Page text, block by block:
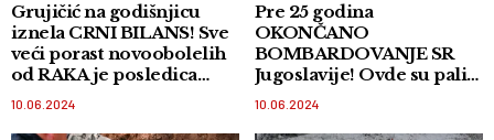
Grujičić na godišnjicu
iznela CRNI BILANS! Sve
veći porast novoobolelih
od RAKA je posledica
NATO bombardovanja
10.06.2024
Pre 25 godina
OKONČANO
BOMBARDOVANJE SR
Jugoslavije! Ovde su pali
POSLEDNJI PROJEKTILI
10.06.2024